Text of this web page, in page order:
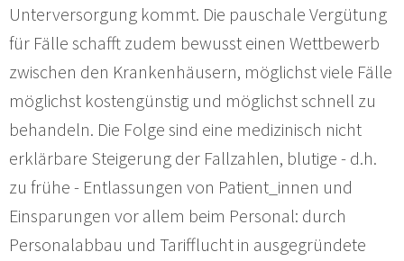
Unterversorgung kommt. Die pauschale Vergütung
für Fälle schafft zudem bewusst einen Wettbewerb
zwischen den Krankenhäusern, möglichst viele Fälle
möglichst kostengünstig und möglichst schnell zu
behandeln. Die Folge sind eine medizinisch nicht
erklärbare Steigerung der Fallzahlen, blutige - d.h.
zu frühe - Entlassungen von Patient_innen und
Einsparungen vor allem beim Personal: durch
Personalabbau und Tarifflucht in ausgegründete